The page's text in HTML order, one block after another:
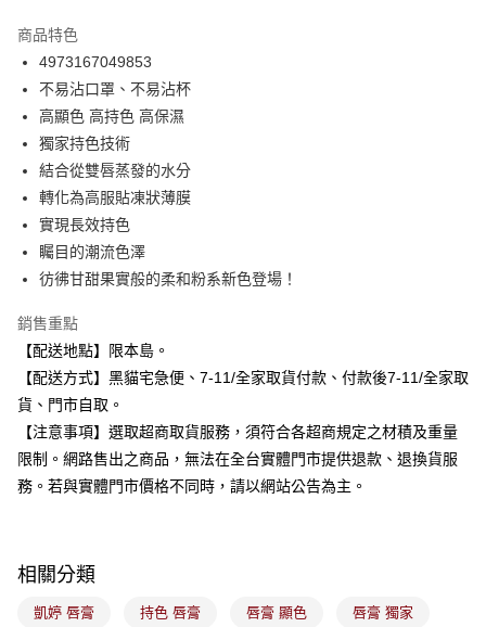
合作金庫商業銀行
華南商業銀行
上海商業儲蓄銀行
國泰世華商業銀行
臺灣中小企業銀行
匯豐（台灣）商業銀行
聯邦商業銀行
元大商業銀行
玉山商業銀行
台新國際商業銀行
台灣樂天信用卡公司
LINE Pay
Apple Pay
街口支付
Google Pay
大哥付你分期
相關說明
【大哥付你分期使用說明】
1.本服務由台灣大哥大提供，台灣大哥大用戶可立即使用無須另外申請。
2.付款方式選擇「大哥付你分期」，訂單成立後會自動跳轉到大哥付的交易
流程，驗證手機門號後，選擇欲分期的期數、繳款截止日，確認付款後即完
成交易。
3.實際核准額度、可分期數及費用金額請依後續交易確認頁面所載為準。
1.分期款項不併入電信帳單，「大哥付你分期」於每月結算日後寄送繳費提
2.透過簡訊連結打開帳單後，可選擇「超商條碼／台灣大直營門市／銀行轉
ATM付款
運送方式
全家取貨付款
每筆NT$100，滿NT$899(含以上)免運費
商品特色
4973167049853
不易沾口罩、不易沾杯
高顯色 高持色 高保濕
獨家持色技術
結合從雙唇蒸發的水分
轉化為高服貼凍狀薄膜
實現長效持色
矚目的潮流色澤
彷彿甘甜果實般的柔和粉系新色登場！
銷售重點
【配送地點】限本島。
【配送方式】黑貓宅急便、7-11/全家取貨付款、付款後7-11/全家取
貨、門市自取。
【注意事項】選取超商取貨服務，須符合各超商規定之材積及重量
限制。網路售出之商品，無法在全台實體門市提供退款、退換貨服
務。若與實體門市價格不同時，請以網站公告為主。
相關分類
凱婷 唇膏 持色 唇膏 唇膏 顯色 唇膏 獨家